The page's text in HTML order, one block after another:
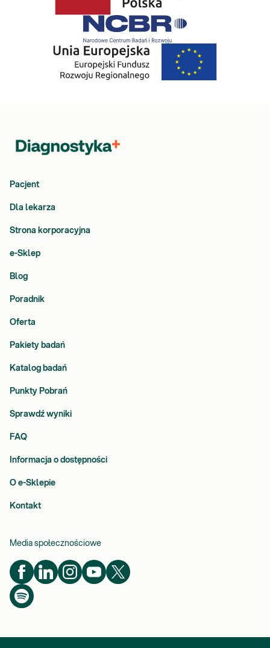
Pacjent
Dla lekarza
Strona korporacyjna
e-Sklep
Blog
Poradnik
Oferta
Pakiety badań
Katalog badań
Punkty Pobrań
Sprawdź wyniki
FAQ
Informacja o dostępności
O e-Sklepie
Kontakt
Media społecznościowe